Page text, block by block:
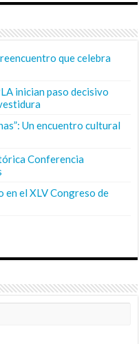
que celebra
inician paso decisivo
Un encuentro cultural
Conferencia
el XLV Congreso de